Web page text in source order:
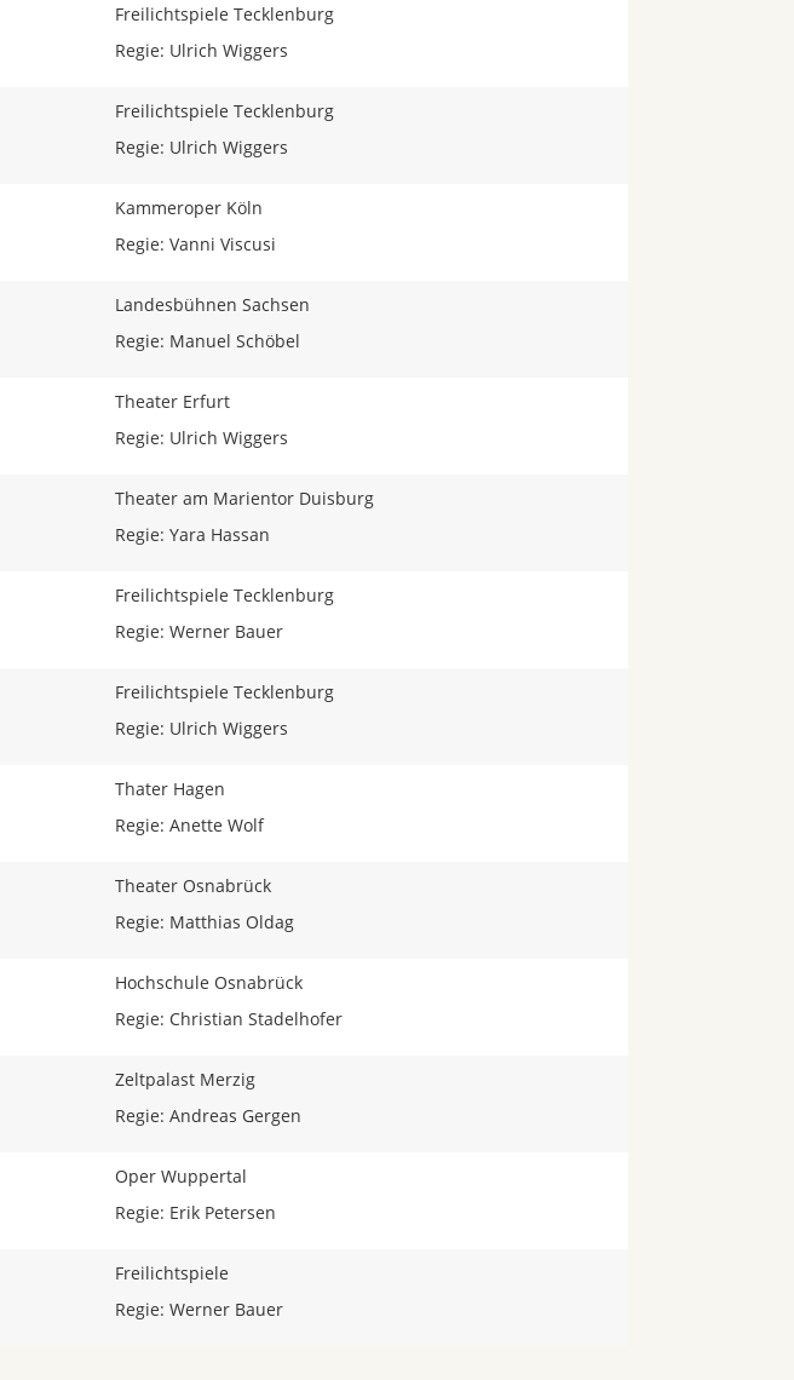
Freilichtspiele Tecklenburg
Regie: Ulrich Wiggers
Freilichtspiele Tecklenburg
Regie: Ulrich Wiggers
Kammeroper Köln
Regie: Vanni Viscusi
Landesbühnen Sachsen
Regie: Manuel Schöbel
Theater Erfurt
Regie: Ulrich Wiggers
Theater am Marientor Duisburg
Regie: Yara Hassan
Freilichtspiele Tecklenburg
Regie: Werner Bauer
Freilichtspiele Tecklenburg
Regie: Ulrich Wiggers
Thater Hagen
Regie: Anette Wolf
Theater Osnabrück
Regie: Matthias Oldag
Hochschule Osnabrück
Regie: Christian Stadelhofer
Zeltpalast Merzig
Regie: Andreas Gergen
Oper Wuppertal
Regie: Erik Petersen
Freilichtspiele
Regie: Werner Bauer